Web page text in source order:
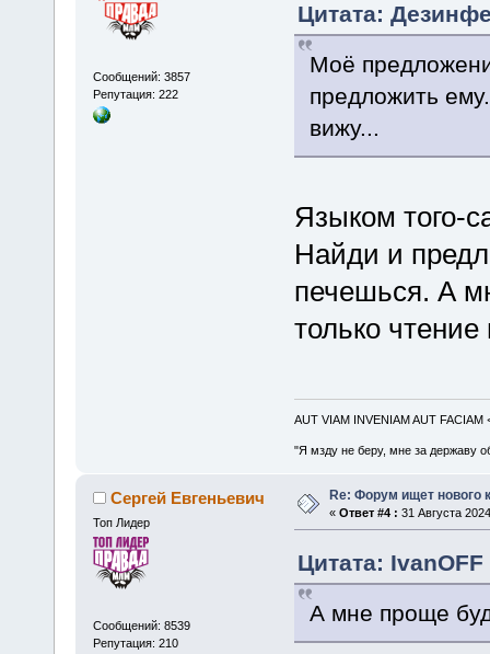
Сообщений: 3857
Репутация: 222
Цитата:
Моё
предложить
вижу...
Языком того-
Найди и
печешься. А
только
AUT VIAM INVENIAM AUT FACIAM
"Я мзду не беру, мне за державу
Сергей Евгеньевич
Топ Лидер
Сообщений: 8539
Репутация: 210
Re: Форум ищет нового
« Ответ #4 : 31 Августа
Цитата:
А мне проще